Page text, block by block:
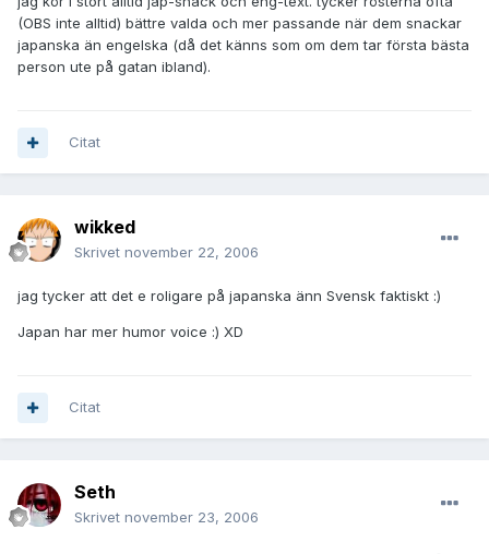
(OBS inte alltid) bättre valda och mer passande när dem snackar
japanska än engelska (då det känns som om dem tar första bästa
person ute på gatan ibland).
Citat
wikked
Skrivet november 22, 2006
jag tycker att det e roligare på japanska änn Svensk faktiskt :)
Japan har mer humor voice :) XD
Citat
Seth
Skrivet november 23, 2006